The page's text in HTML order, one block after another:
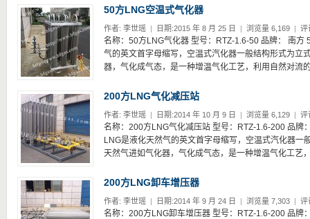
50方LNG空温式气化器
作者: 李世瑶 | 日期:2015 年 8 月 25 日 | 浏览量 6,169 | 评
名称：50方LNG气化器 型号：RTZ-1.6-50 品牌： 南方
气的英文首字母缩写，空温式汽化器一般结构形式为立
器，气化成气态，是一种增温气化工艺，利用自然对流
200方LNG气化减压站
作者: 李世瑶 | 日期:2014 年 10 月 9 日 | 浏览量 6,129 | 评
名称：200方LNG气化减压站 型号：RTZ-1.6-200 品牌
LNG是液化天然气的英文首字母缩写，空温式汽化器一
天然气进如气化器，气化成气态，是一种增温气化工艺
200方LNG卸车增压器
作者: 李世瑶 | 日期:2014 年 9 月 24 日 | 浏览量 7,303 | 评
名称：200方LNG卸车增压器 型号：RTZ-1.6-200 品牌